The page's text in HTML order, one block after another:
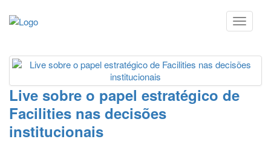
Live sobre o papel estratégico de
Facilities nas decisões
institucionais